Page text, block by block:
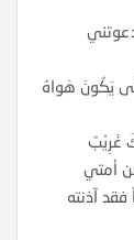
ما دعوتني
أَحَدُكُمْ حَتَّى يَكُونَ هَواهُ
ولياً فقد آذنته